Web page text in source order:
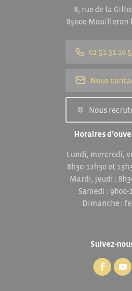
8, rue de la
85000
02 51 31 10
Nous
Nous
Horaires
Lundi, mercredi,
8h30-12h30 et
Mardi, jeudi :
Samedi : 9h00-
Dimanche :
Suivez-